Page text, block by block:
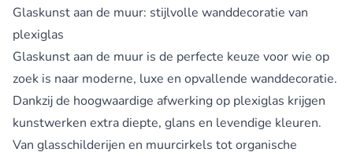
Glaskunst aan de muur: stijlvolle wanddecoratie van
plexiglas
Glaskunst aan de muur is de perfecte keuze voor wie op
zoek is naar moderne, luxe en opvallende wanddecoratie.
Dankzij de hoogwaardige afwerking op plexiglas krijgen
kunstwerken extra diepte, glans en levendige kleuren.
Van glasschilderijen en muurcirkels tot organische